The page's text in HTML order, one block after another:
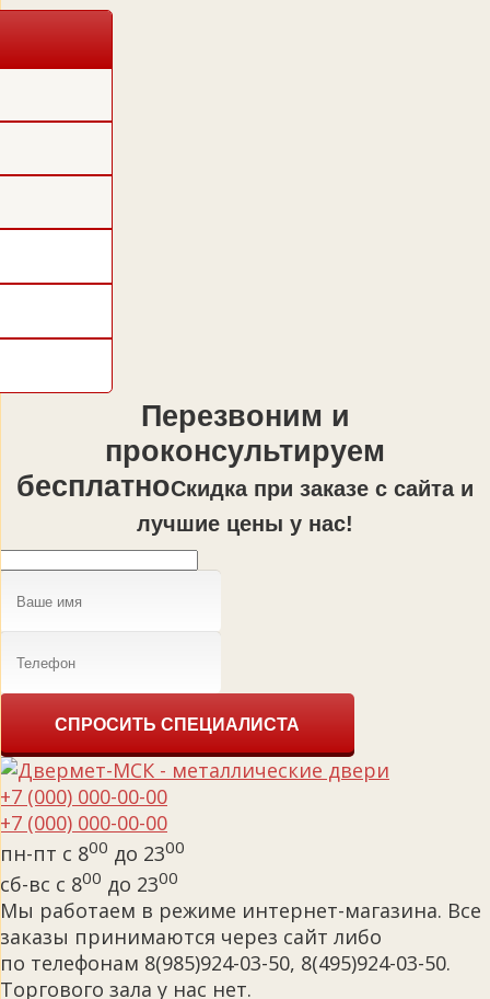
Перезвоним и
проконсультируем
бесплатноCкидка при заказе с сайта и
лучшие цены у нас!
СПРОСИТЬ СПЕЦИАЛИСТА
+7 (000) 000-00-00
+7 (000) 000-00-00
пн-пт с 800 до 2300
сб-вс с 800 до 2300
Мы работаем в режиме интернет-магазина. Все
заказы принимаются через сайт либо
по телефонам 8(985)924-03-50, 8(495)924-03-50.
Торгового зала у нас нет.